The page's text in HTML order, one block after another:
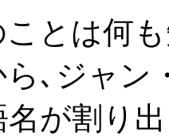
ことは何
､ジャン
が割り